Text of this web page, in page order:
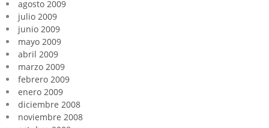
agosto 2009
julio 2009
junio 2009
mayo 2009
abril 2009
marzo 2009
febrero 2009
enero 2009
diciembre 2008
noviembre 2008